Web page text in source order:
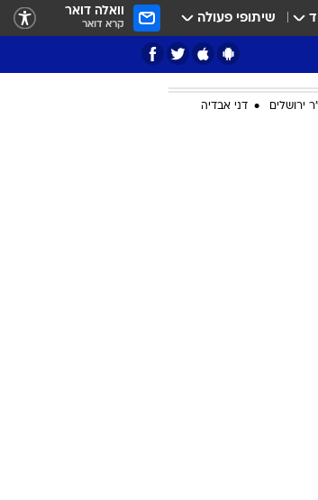
שיתופי פעולה וואלה דואר
קרא דואר
ירושלים דני אבדיה